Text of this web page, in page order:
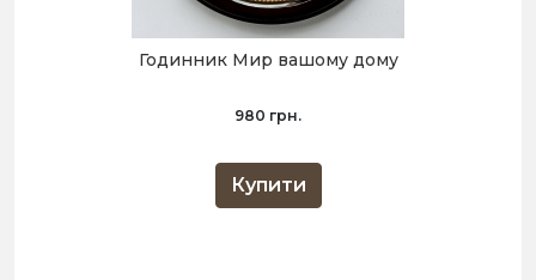
Годинник Мир вашому дому
980 грн.
Купити